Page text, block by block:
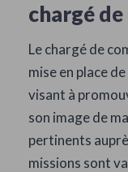
chargé
Le chargé de
mise en place
visant à
son image de
pertinents
missions sont